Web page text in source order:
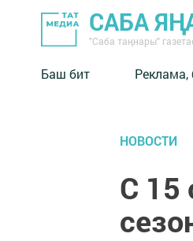
САБА
"Саба таңнары"
Баш бит Реклама,
НОВОСТИ
С 15